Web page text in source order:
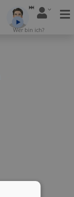
Wer bin ich?